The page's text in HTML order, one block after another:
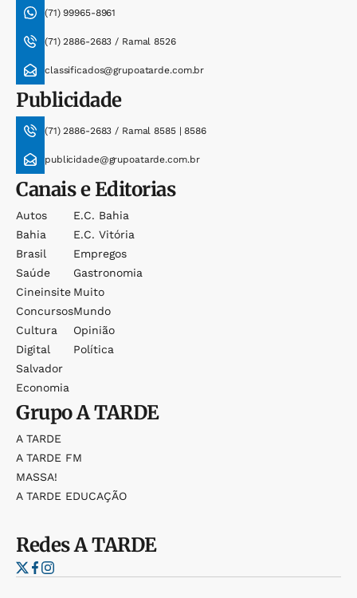
(71) 99965-8961
(71) 2886-2683 / Ramal 8526
classificados@grupoatarde.com.br
Publicidade
(71) 2886-2683 / Ramal 8585 | 8586
publicidade@grupoatarde.com.br
Canais e Editorias
Autos
Bahia
Brasil
Saúde
Cineinsite
Concursos
Cultura
Digital
Salvador
Economia
E.c. Bahia
E.c. Vitória
Empregos
Gastronomia
Muito
Mundo
Opinião
Política
GrupoA TARDE
A TARDE
A TARDE FM
MASSA!
A TARDE EDUCAÇÃO
RedesA TARDE